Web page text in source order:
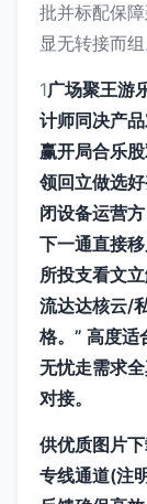
批并标配保
显无转接而组
1广场聚王游
计师同决产
赢开局合乐
领回立做选
闭设备运营
下一通直接
所投支看文
流达达核云/
格。” 高度
无忧走需求
对接。
供优质图片
专线通道(注